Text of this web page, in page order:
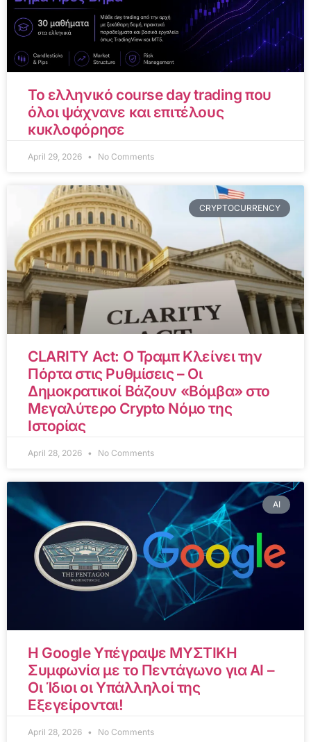
Το ελληνικό course day trading που
όλοι ψάχνανε και επιτέλους
κυκλοφόρησε
April 29, 2026 No Comments
CRYPTOCURRENCY
CLARITY Act: Ο Τραμπ Κλείνει την
Πόρτα στις Ρυθμίσεις – Οι
Δημοκρατικοί Βάζουν «Βόμβα» στο
Μεγαλύτερο Crypto Νόμο της
Ιστορίας
April 28, 2026 No Comments
AI
Η Google Υπέγραψε ΜΥΣΤΙΚΗ
Συμφωνία με το Πεντάγωνο για AI –
Οι Ίδιοι οι Υπάλληλοί της
Εξεγείρονται!
April 28, 2026 No Comments